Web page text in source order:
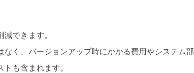
できます。
く、バージョンアップ時にかかる費用やシステム部
も含まれます。